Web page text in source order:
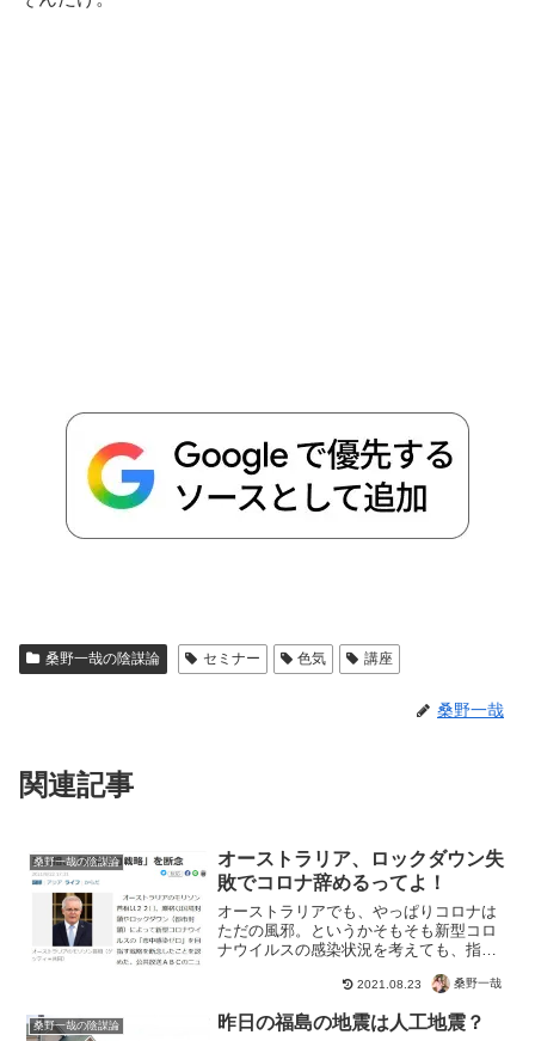
桑野一哉の陰謀論 セミナー 色気 講座
桑野一哉
関連記事
桑野一哉の陰謀論
オーストラリア、ロックダウン失
敗でコロナ辞めるってよ！
オーストラリアでも、やっぱりコロナは
ただの風邪。というかそもそも新型コロ
ナウイルスの感染状況を考えても、指定
ね。もっとも、ワクチンの摂氏率が目標
すが、23.9%しかありま...
2021.08.23 桑野一哉
桑野一哉の陰謀論 昨日の福島の地震は人工地震？